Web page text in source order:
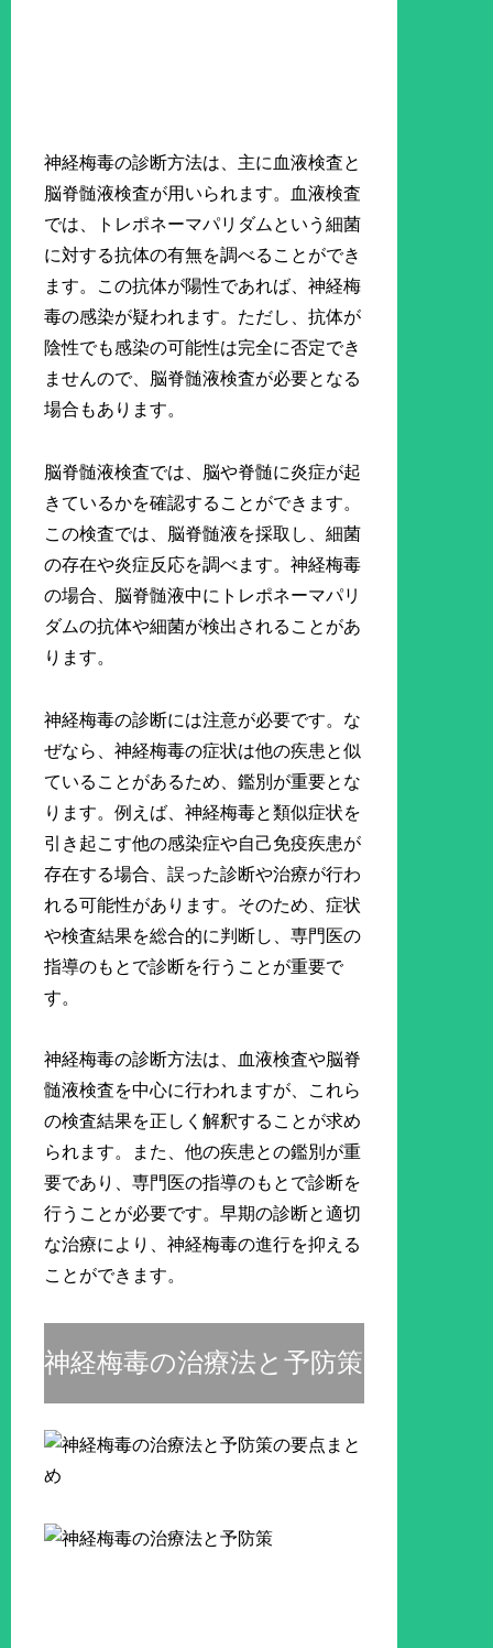
神経梅毒の診断方法は、主に血液検査と
脳脊髄液検査が用いられます。血液検査
では、トレポネーマパリダムという細菌
に対する抗体の有無を調べることができ
ます。この抗体が陽性であれば、神経梅
毒の感染が疑われます。ただし、抗体が
陰性でも感染の可能性は完全に否定でき
ませんので、脳脊髄液検査が必要となる
場合もあります。
脳脊髄液検査では、脳や脊髄に炎症が起
きているかを確認することができます。
この検査では、脳脊髄液を採取し、細菌
の存在や炎症反応を調べます。神経梅毒
の場合、脳脊髄液中にトレポネーマパリ
ダムの抗体や細菌が検出されることがあ
ります。
神経梅毒の診断には注意が必要です。な
ぜなら、神経梅毒の症状は他の疾患と似
ていることがあるため、鑑別が重要とな
ります。例えば、神経梅毒と類似症状を
引き起こす他の感染症や自己免疫疾患が
存在する場合、誤った診断や治療が行わ
れる可能性があります。そのため、症状
や検査結果を総合的に判断し、専門医の
指導のもとで診断を行うことが重要で
す。
神経梅毒の診断方法は、血液検査や脳脊
髄液検査を中心に行われますが、これら
の検査結果を正しく解釈することが求め
られます。また、他の疾患との鑑別が重
要であり、専門医の指導のもとで診断を
行うことが必要です。早期の診断と適切
な治療により、神経梅毒の進行を抑える
ことができます。
神経梅毒の治療法と予防策